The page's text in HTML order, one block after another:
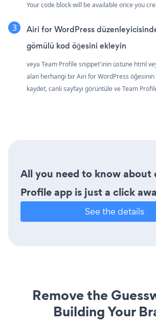
Your code block will be available once you
Airi for WordPress
gömülü kod öğesini ekleyin
veya Team Profile snippet'inin üstüne html
alan herhangi bir Airi for WordPress öğesinin
kaydet, canlı sayfayı görüntüle ve Team
All you need to know about
Profile app is just a click
See the details
Remove the
Building Your